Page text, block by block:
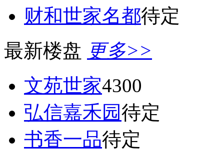
财和世家名都待定
最新楼盘 更多>>
文苑世家4300
弘信嘉禾园待定
书香一品待定